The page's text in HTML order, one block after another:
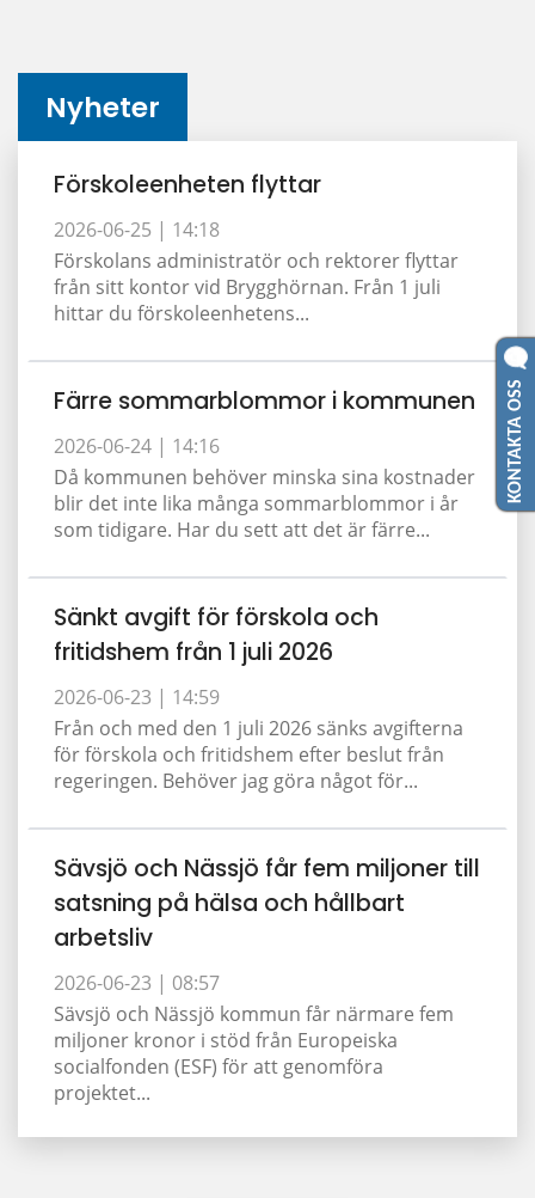
Nyheter
Förskoleenheten flyttar
2026-06-25 | 14:18
Förskolans administratör och rektorer flyttar
från sitt kontor vid Brygghörnan. Från 1 juli
hittar du förskoleenhetens...
Färre sommarblommor i kommunen
2026-06-24 | 14:16
Då kommunen behöver minska sina kostnader
blir det inte lika många sommarblommor i år
som tidigare. Har du sett att det är färre...
Sänkt avgift för förskola och
fritidshem från 1 juli 2026
2026-06-23 | 14:59
Från och med den 1 juli 2026 sänks avgifterna
för förskola och fritidshem efter beslut från
regeringen. Behöver jag göra något för...
Sävsjö och Nässjö får fem miljoner till
satsning på hälsa och hållbart
arbetsliv
2026-06-23 | 08:57
Sävsjö och Nässjö kommun får närmare fem
miljoner kronor i stöd från Europeiska
socialfonden (ESF) för att genomföra
projektet...
KONTAKTA OSS